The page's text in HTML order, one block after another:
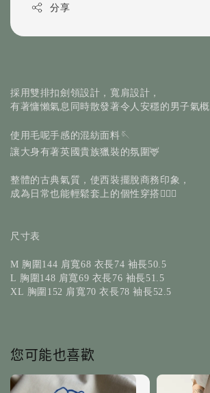
分享
採用雙排扣劍領設計，寬肩設計，
有著慵懶氣息同時散發著令人安穩的男子氣概
使用毛呢手感的混紡面料🪡
讓大身有著英國貴族獵裝的氛圍🦌
整體的古典氣質，使西裝擺脫商務印象，
成為日常也能輕鬆套上的個性穿搭🚶🏻‍♂️
尺寸表
M 胸圍144 肩寬68 衣長74 袖長50.5
L 胸圍148 肩寬69 衣長76 袖長51.5
XL 胸圍 152 肩寬70衣長78袖長52.5
您可能也喜歡